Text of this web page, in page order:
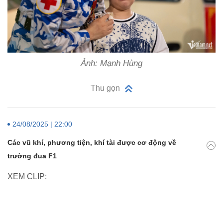
Ảnh: Mạnh Hùng
Thu gọn
24/08/2025 | 22:00
Các vũ khí, phương tiện, khí tài được cơ động về
trường đua F1
XEM CLIP: